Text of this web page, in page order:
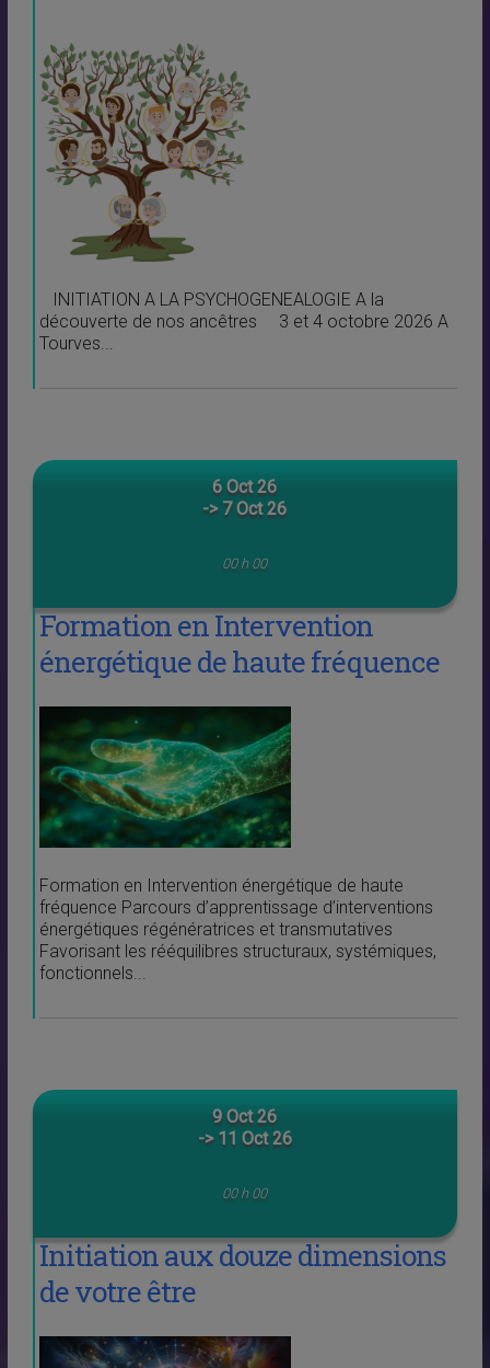
INITIATION A LA PSYCHOGENEALOGIE A la
découverte de nos ancêtres 3 et 4 octobre 2026 A
Tourves...
6 Oct 26
-> 7 Oct 26
00 h 00
Formation en Intervention
énergétique de haute fréquence
Formation en Intervention énergétique de haute
fréquence Parcours d’apprentissage d’interventions
énergétiques régénératrices et transmutatives
Favorisant les rééquilibres structuraux, systémiques,
fonctionnels...
9 Oct 26
-> 11 Oct 26
00 h 00
Initiation aux douze dimensions
de votre être